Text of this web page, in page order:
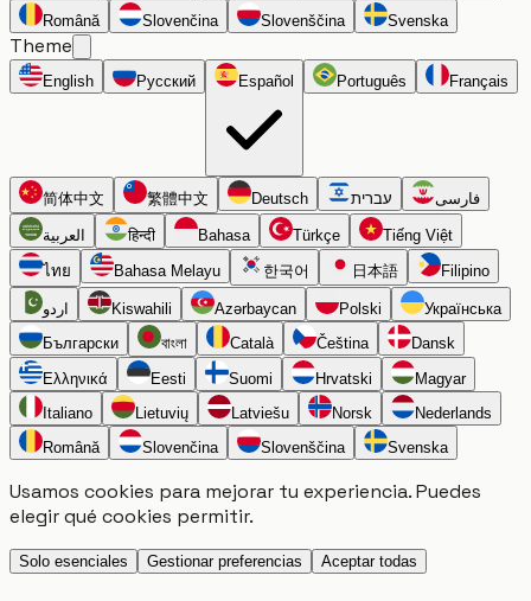
Română
Slovenčina Slovenščina Svenska
Theme
English Русский Español Português Français
简体中文 繁體中文 Deutsch עברית فارسی
العربية हिन्दी Bahasa Türkçe
Tiếng Việt
ไทย
Bahasa Melayu 한국어 日本語 Filipino
اردو Kiswahili Azərbaycan Polski
Українська
Български
বাংলা Català Čeština
Dansk
Ελληνικά
Eesti Suomi Hrvatski
Magyar
Italiano
Lietuvių Latviešu Norsk
Nederlands
Română
Slovenčina Slovenščina Svenska
Usamos cookies para mejorar tu experiencia. Puedes
elegir qué cookies permitir.
Solo esenciales Gestionar preferencias Aceptar todas